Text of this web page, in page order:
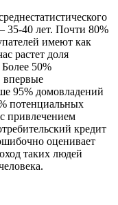
35-40 лет. Почти 80%
имеют как
растет доля
50%
впервые
95% домовладений
потенциальных
привлечением
кредит
оценивает
таких людей